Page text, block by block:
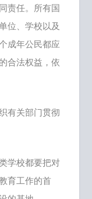
责任。所有国
位、学校以及
成年公民都应
合法权益，依
有关部门贯彻
学校都要把对
育工作的首